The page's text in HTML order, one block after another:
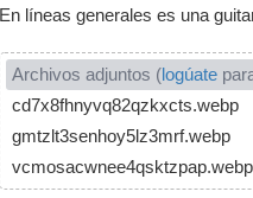
En líneas generales es una
Archivos adjuntos (logúate
cd7x8fhnyvq82qzkxcts.webp
gmtzlt3senhoy5lz3mrf.webp
vcmosacwnee4qsktzpap.webp